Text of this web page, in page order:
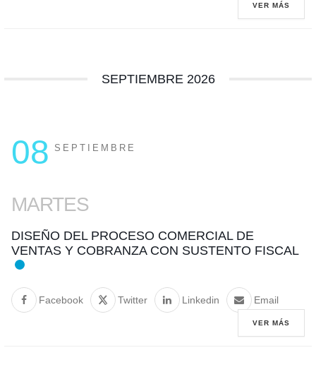
VER MÁS
SEPTIEMBRE 2026
08 SEPTIEMBRE
MARTES
DISEÑO DEL PROCESO COMERCIAL DE
VENTAS Y COBRANZA CON SUSTENTO FISCAL
Facebook Twitter Linkedin Email
VER MÁS